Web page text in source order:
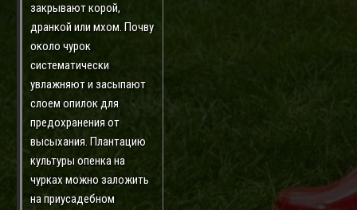
закрывают корой,
дранкой или мхом. Почву
около чурок
систематически
увлажняют и засыпают
слоем опилок для
предохранения от
высыхания. Плантацию
культуры опенка на
чурках можно заложить
на приусадебном